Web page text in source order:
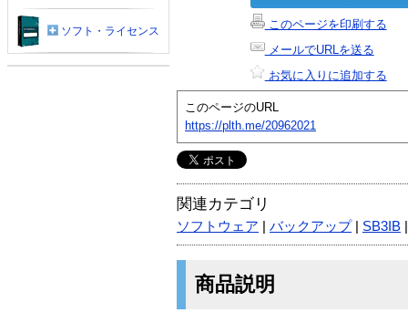
このページを印刷する
メールでURLを送る
お気に入りに追加する
このページのURL
https://plth.me/20962021
関連カテゴリ
ソフトウェア バックアップ| SB3IB
商品説明
ソフト・ライセンス